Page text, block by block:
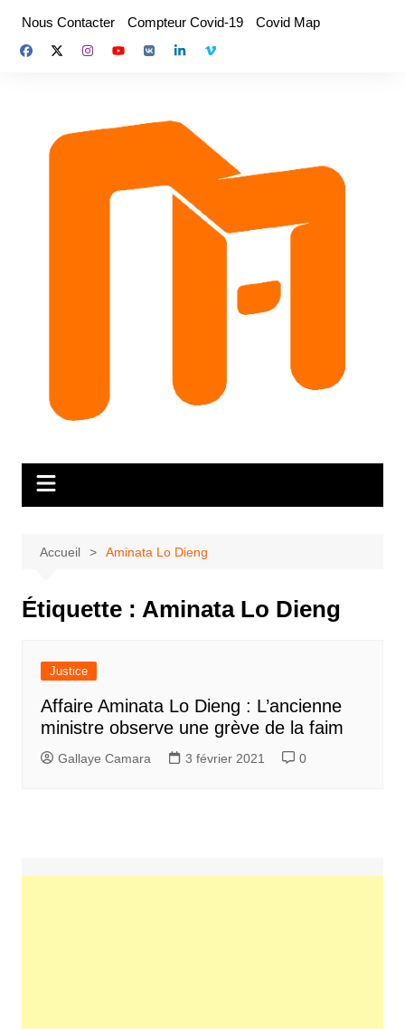
contenu
Nous Contacter Compteur Covid-19 Covid Map
Accueil Aminata Lo Dieng
Étiquette : Aminata Lo Dieng
Justice
Affaire Aminata Lo Dieng : L’ancienne
ministre observe une grève de la faim
Gallaye Camara 3 février 2021 0